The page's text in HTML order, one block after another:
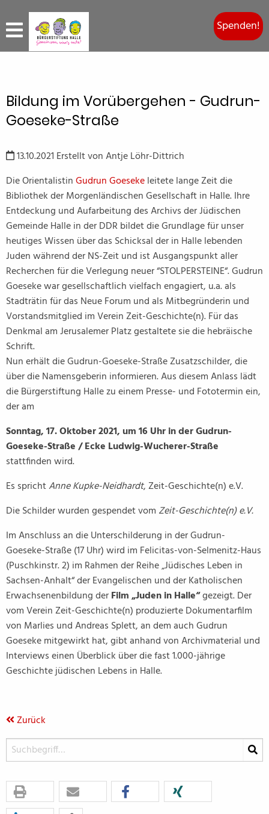
Spenden!
Bildung im Vorübergehen - Gudrun-
Goeseke-Straße
13.10.2021 Erstellt vonAntje Löhr-Dittrich
Die OrientalistinGudrun Goesekeleitete lange Zeit die
Bibliothek der Morgenländischen Gesellschaft in Halle. Ihre
Entdeckung und Aufarbeitung des Archivs der Jüdischen
Gemeinde Halle in der DDR bildet die Grundlage für unser
heutiges Wissen über das Schicksal der in Halle lebenden
Juden während der NS-Zeit und ist Ausgangspunkt aller
Recherchen für die Verlegung neuer “STOLPERSTEINE“. Gudrun
Goeseke war gesellschaftlich vielfach engagiert, u.a. als
Stadträtin für das Neue Forum und als Mitbegründerin und
Vorstandsmitglied im Verein Zeit-Geschichte(n). Für das
Denkmal am Jerusalemer Platz gestaltete sie die hebräische
Schrift.
Nun erhält die Gudrun-Goeseke-Straße Zusatzschilder, die
über die Namensgeberin informieren. Aus diesem Anlass lädt
die Bürgerstiftung Halle zu einem Presse- und Fototermin ein,
der am
Sonntag, 17. Oktober 2021, um 16 Uhr in der Gudrun-
Goeseke-Straße / Ecke Ludwig-Wucherer-Straße
stattfinden wird.
Es sprichtAnne Kupke-Neidhardt, Zeit-Geschichte(n) e.V.
Die Schilder wurden gespendet vom Zeit-Geschichte(n) e.V.
Im Anschluss an die Unterschilderung in der Gudrun-
Goeseke-Straße (17 Uhr) wird im Felicitas-von-Selmenitz-Haus
(Puschkinstr. 2) im Rahmen der Reihe „Jüdisches Leben in
Sachsen-Anhalt“ der Evangelischen und der Katholischen
Erwachsenenbildung derFilm „Juden in Halle“gezeigt. Der
vom Verein Zeit-Geschichte(n) produzierte Dokumentarfilm
von Marlies und Andreas Splett, an dem auch Gudrun
Goeseke mitgewirkt hat, gibt anhand von Archivmaterial und
Interviews einen Überblick über die fast 1.000-jährige
Geschichte jüdischen Lebens in Halle.
Zurück